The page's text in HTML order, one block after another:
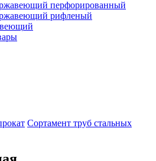
перфорированный
рифленый
Сортамент труб стальных